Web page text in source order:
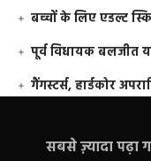
बच्चों के लिए एडल्ट
पूर्व विधायक बलजीत
गैंगस्टर्स, हार्डकोर
सबसे ज़्यादा पढ़ा